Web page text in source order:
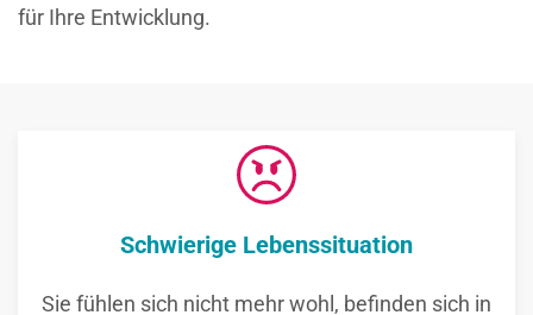
für Ihre Entwicklung.
Schwierige Lebenssituation
Sie fühlen sich nicht mehr wohl, befinden sich in